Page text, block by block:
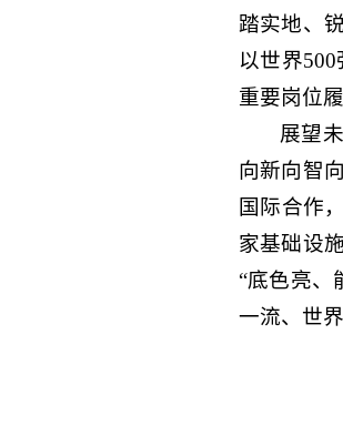
踏实地、
以世界
重要岗位
展望
向新向智
国际合作
家基础设
“底色亮、
一流、世